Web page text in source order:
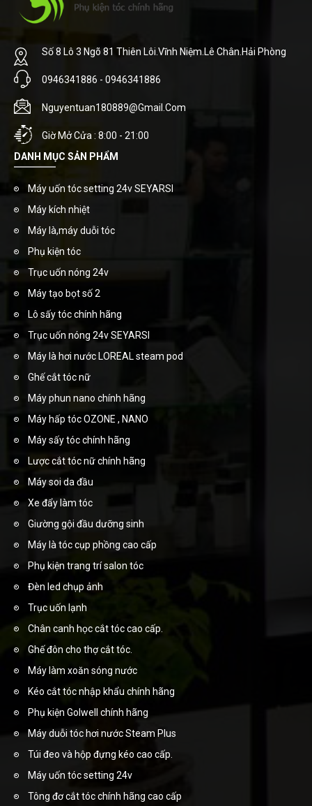
Số 8 Lô 3 Ngõ 81 Thiên Lôi.Vĩnh Niệm.Lê Chân.Hải Phòng
0946341886 - 0946341886
Nguyentuan180889@gmail.com
Giờ Mở Cửa : 8:00 - 21:00
DANH MỤC SẢN PHẨM
Máy uốn tóc setting 24v SEYARSI
Máy kích nhiệt
Máy là,máy duỗi tóc
Phụ kiện tóc
Trục uốn nóng 24v
Máy tạo bọt số 2
Lô sấy tóc chính hãng
Trục uốn nóng 24v SEYARSI
Máy là hơi nước LOREAL steam pod
Ghế cắt tóc nữ
Máy phun nano chính hãng
Máy hấp tóc OZONE , NANO
Máy sấy tóc chính hãng
Lược cắt tóc nữ chính hãng
Máy soi da đầu
Xe đẩy làm tóc
Giường gội đầu dưỡng sinh
Máy là tóc cụp phồng cao cấp
Phụ kiện trang trí salon tóc
Đèn led chụp ảnh
Trục uốn lạnh
Chân canh học cắt tóc cao cấp.
Ghế đôn cho thợ cắt tóc.
Máy làm xoăn sóng nước
Kéo cắt tóc nhập khẩu chính hãng
Phụ kiện Golwell chính hãng
Máy duỗi tóc hơi nước Steam Plus
Túi đeo và hộp đựng kéo cao cấp.
Máy uốn tóc setting 24v
Tông đơ cắt tóc chính hãng cao cấp